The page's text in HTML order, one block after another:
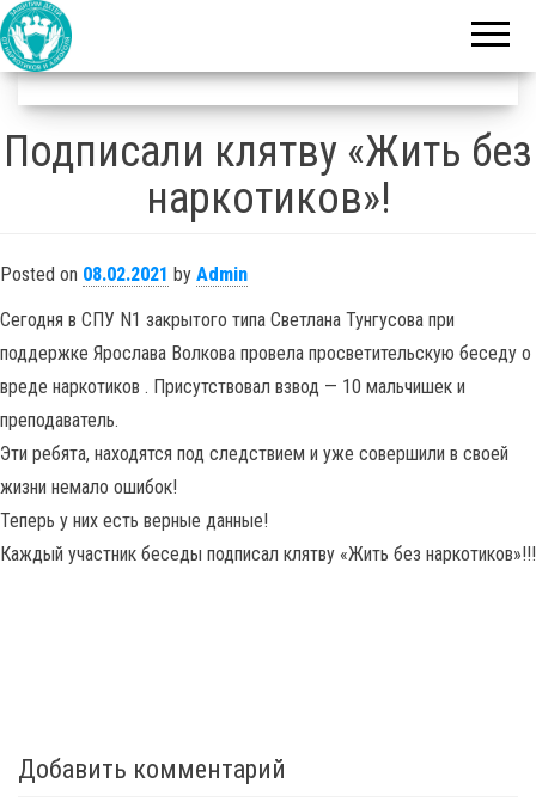
наркотиков
и алкоголя
Подписали клятву «Жить без
наркотиков»!
Posted on 08.02.2021 by Admin
Сегодня в СПУ N1 закрытого типа Светлана Тунгусова при
поддержке Ярослава Волкова провела просветительскую беседу о
вреде наркотиков . Присутствовал взвод — 10 мальчишек и
преподаватель.
Эти ребята, находятся под следствием и уже совершили в своей
жизни немало ошибок!
Теперь у них есть верные данные!
Каждый участник беседы подписал клятву «Жить без наркотиков»!!!
Добавить комментарий